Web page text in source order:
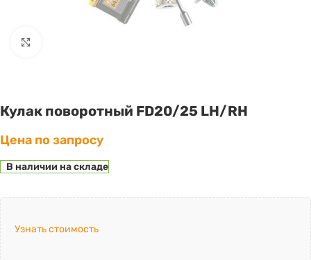
Кулак поворотный FD20/25 LH/RH
Цена по запросу
В наличии на складе
Узнать стоимость